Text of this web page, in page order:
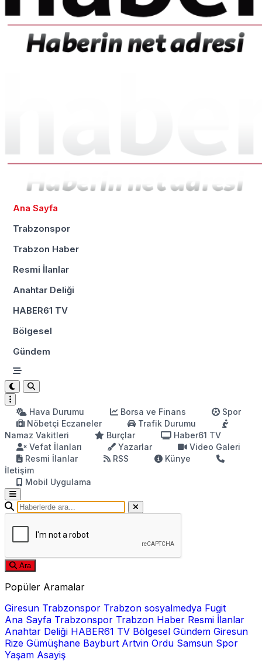
Ana Sayfa
Trabzonspor
Trabzon Haber
Resmi İlanlar
Anahtar Deliği
HABER61 TV
Bölgesel
Gündem
Hava Durumu Borsa ve Finans
Spor
Nöbetçi Eczaneler
Trafik Durumu
Namaz Vakitleri
Burçlar
Haber61 TV
Vefat İlanları
Yazarlar
Video Galeri
Resmi İlanlar
RSS
Künye
İletişim
Mobil Uygulama
Ara
Popüler Aramalar
Giresun Trabzonspor Trabzon sosyalmedya Fugit
Ana Sayfa Trabzonspor Trabzon Haber Resmi İlanlar
Anahtar Deliği HABER61 TV Bölgesel Gündem Giresun
Rize Gümüşhane Bayburt Artvin Ordu Samsun Spor
Yaşam Asayiş